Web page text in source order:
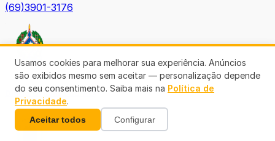
(69)3901-3176
Diário Oficial TCE-RO
Usamos cookies para melhorar sua experiência. Anúncios
são exibidos mesmo sem aceitar — personalização depende
do seu consentimento. Saiba mais na Política de
Privacidade.
Aceitar todos Configurar